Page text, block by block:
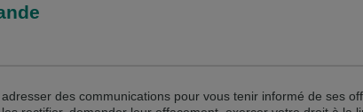
des communications pour vous tenir informé de ses